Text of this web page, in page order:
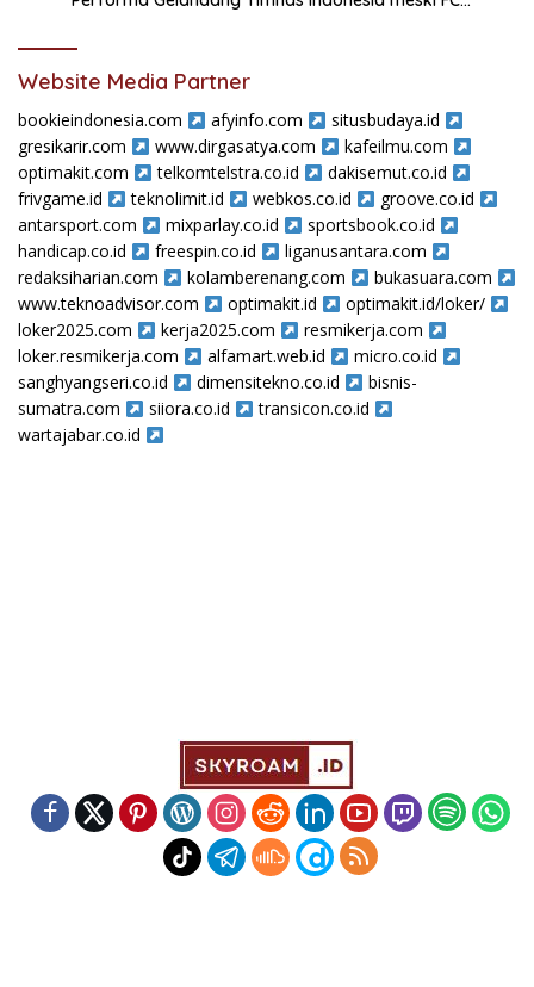
Website Media Partner
bookieindonesia.com afyinfo.com
situsbudaya.id
gresikarir.com
www.dirgasatya.com
kafeilmu.com
optimakit.com
telkomtelstra.co.id
dakisemut.co.id
frivgame.id
teknolimit.id webkos.co.id
groove.co.id
antarsport.com
mixparlay.co.id
sportsbook.co.id
handicap.co.id
freespin.co.id
liganusantara.com
redaksiharian.com
kolamberenang.com
bukasuara.com
www.teknoadvisor.com
optimakit.id
optimakit.id/loker/
loker2025.com
kerja2025.com
resmikerja.com
loker.resmikerja.com
alfamart.web.id
micro.co.id
sanghyangseri.co.id
dimensitekno.co.id
bisnis-
sumatra.com
siiora.co.id
transicon.co.id
wartajabar.co.id